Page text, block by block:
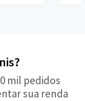
mil pedidos
sua renda